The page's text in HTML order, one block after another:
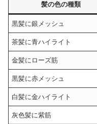
髪の色の種類
黒髪に銀メッシュ
茶髪に青ハイライト
金髪にローズ筋
黒髪に赤メッシュ
白髪に金ハイライト
灰色髪に紫筋